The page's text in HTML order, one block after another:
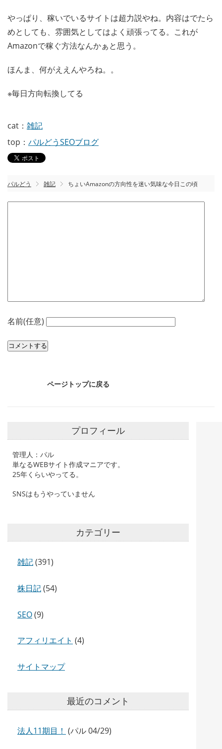
やっぱり、稼いでいるサイトは超力説やね。内容はでたら
めとしても、雰囲気としてはよく頑張ってる。これが
Amazonで稼ぐ方法なんかぁと思う。
ほんま、何がええんやろね。。
※毎日方向転換してる
cat： 雑記
top： パルどうSEOブログ
パルどう 雑記 ちょいAmazonの方向性を迷い気味な今日この頃
名前(任意)
ページトップに戻る
プロフィール
管理人：パル
単なるWEBサイト作成マニアです。
25年くらいやってる。
SNSはもうやっていません
カテゴリー
雑記(391)
株日記(54)
SEO(9)
アフィリエイト (4)
サイトマップ
最近のコメント
法人11期目！ (パル 04/29)